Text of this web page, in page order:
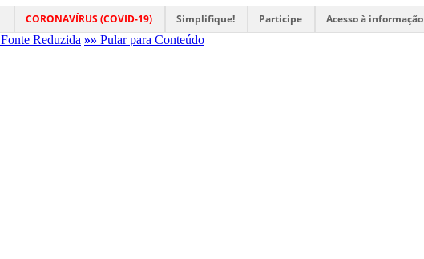
CORONAVÍRUS (COVID-19) Simplifique! Participe Acesso à informação
Fonte Reduzida »» Pular para Conteúdo